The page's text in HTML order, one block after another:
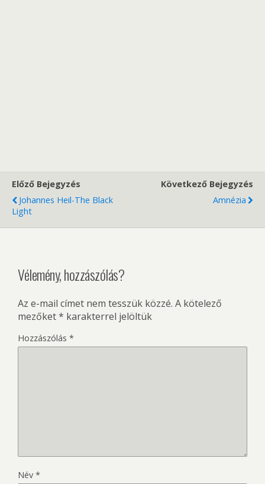
Előző Bejegyzés
Johannes Heil-The Black
Light
Következő Bejegyzés
Amnézia
Vélemény, hozzászólás?
Az e-mail címet nem tesszük közzé. A kötelező
mezőket* karakterrel jelöltük
Hozzászólás *
Név *